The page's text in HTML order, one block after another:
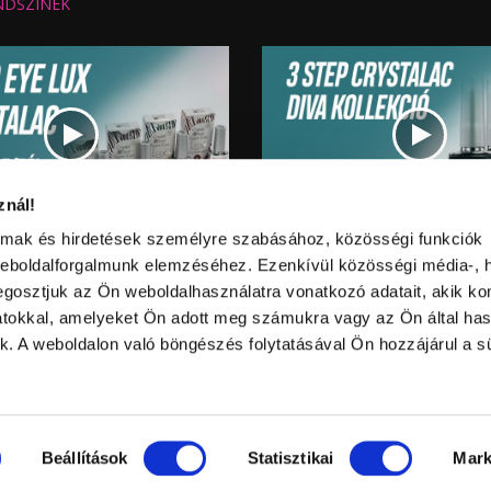
és hirdetések személyre szabásához, közösségi funkciók
elemzéséhez. Ezenkívül közösségi média-,
az Ön weboldalhasználatra vonatkozó adatait, akik
amelyeket Ön adott meg számukra vagy az Ön által
A weboldalon való böngészés folytatásával Ön hozzájárul a
Beállítások Statisztikai
információk
EYE LUX CRYSTALAC
Hossz:
Nézettség:
Értékelés:
Feltöltve:
VADONATÚJ! 3 STEP
KOLLEKCIÓ
másolat.